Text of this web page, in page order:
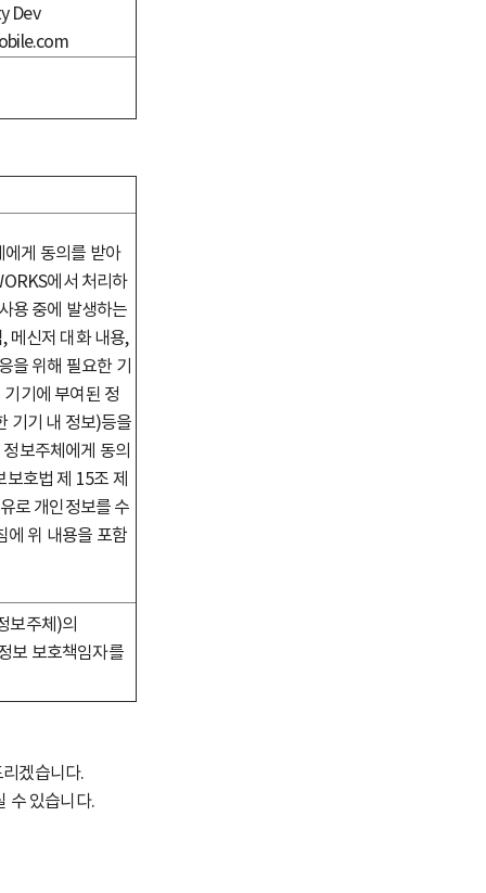
Dev
게 동의를 받아
에서 처리하
용 중에 발생하는
메신저 대화 내용,
을 위해 필요한 기
기에 부여된 정
기기 내 정보)등을
보주체에게 동의
호법 제 15조 제
로 개인정보를 수
에 위 내용을 포함
보주체)의
보 보호책임자를
겠습니다.
수 있습니다.